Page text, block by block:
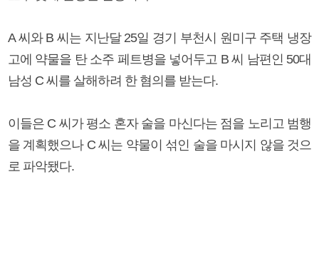
A 씨와 B 씨는 지난달 25일 경기 부천시 원미구 주택 냉장
고에 약물을 탄 소주 페트병을 넣어두고 B 씨 남편인 50대
남성 C 씨를 살해하려 한 혐의를 받는다.
이들은 C 씨가 평소 혼자 술을 마신다는 점을 노리고 범행
을 계획했으나 C 씨는 약물이 섞인 술을 마시지 않을 것으
로 파악됐다.